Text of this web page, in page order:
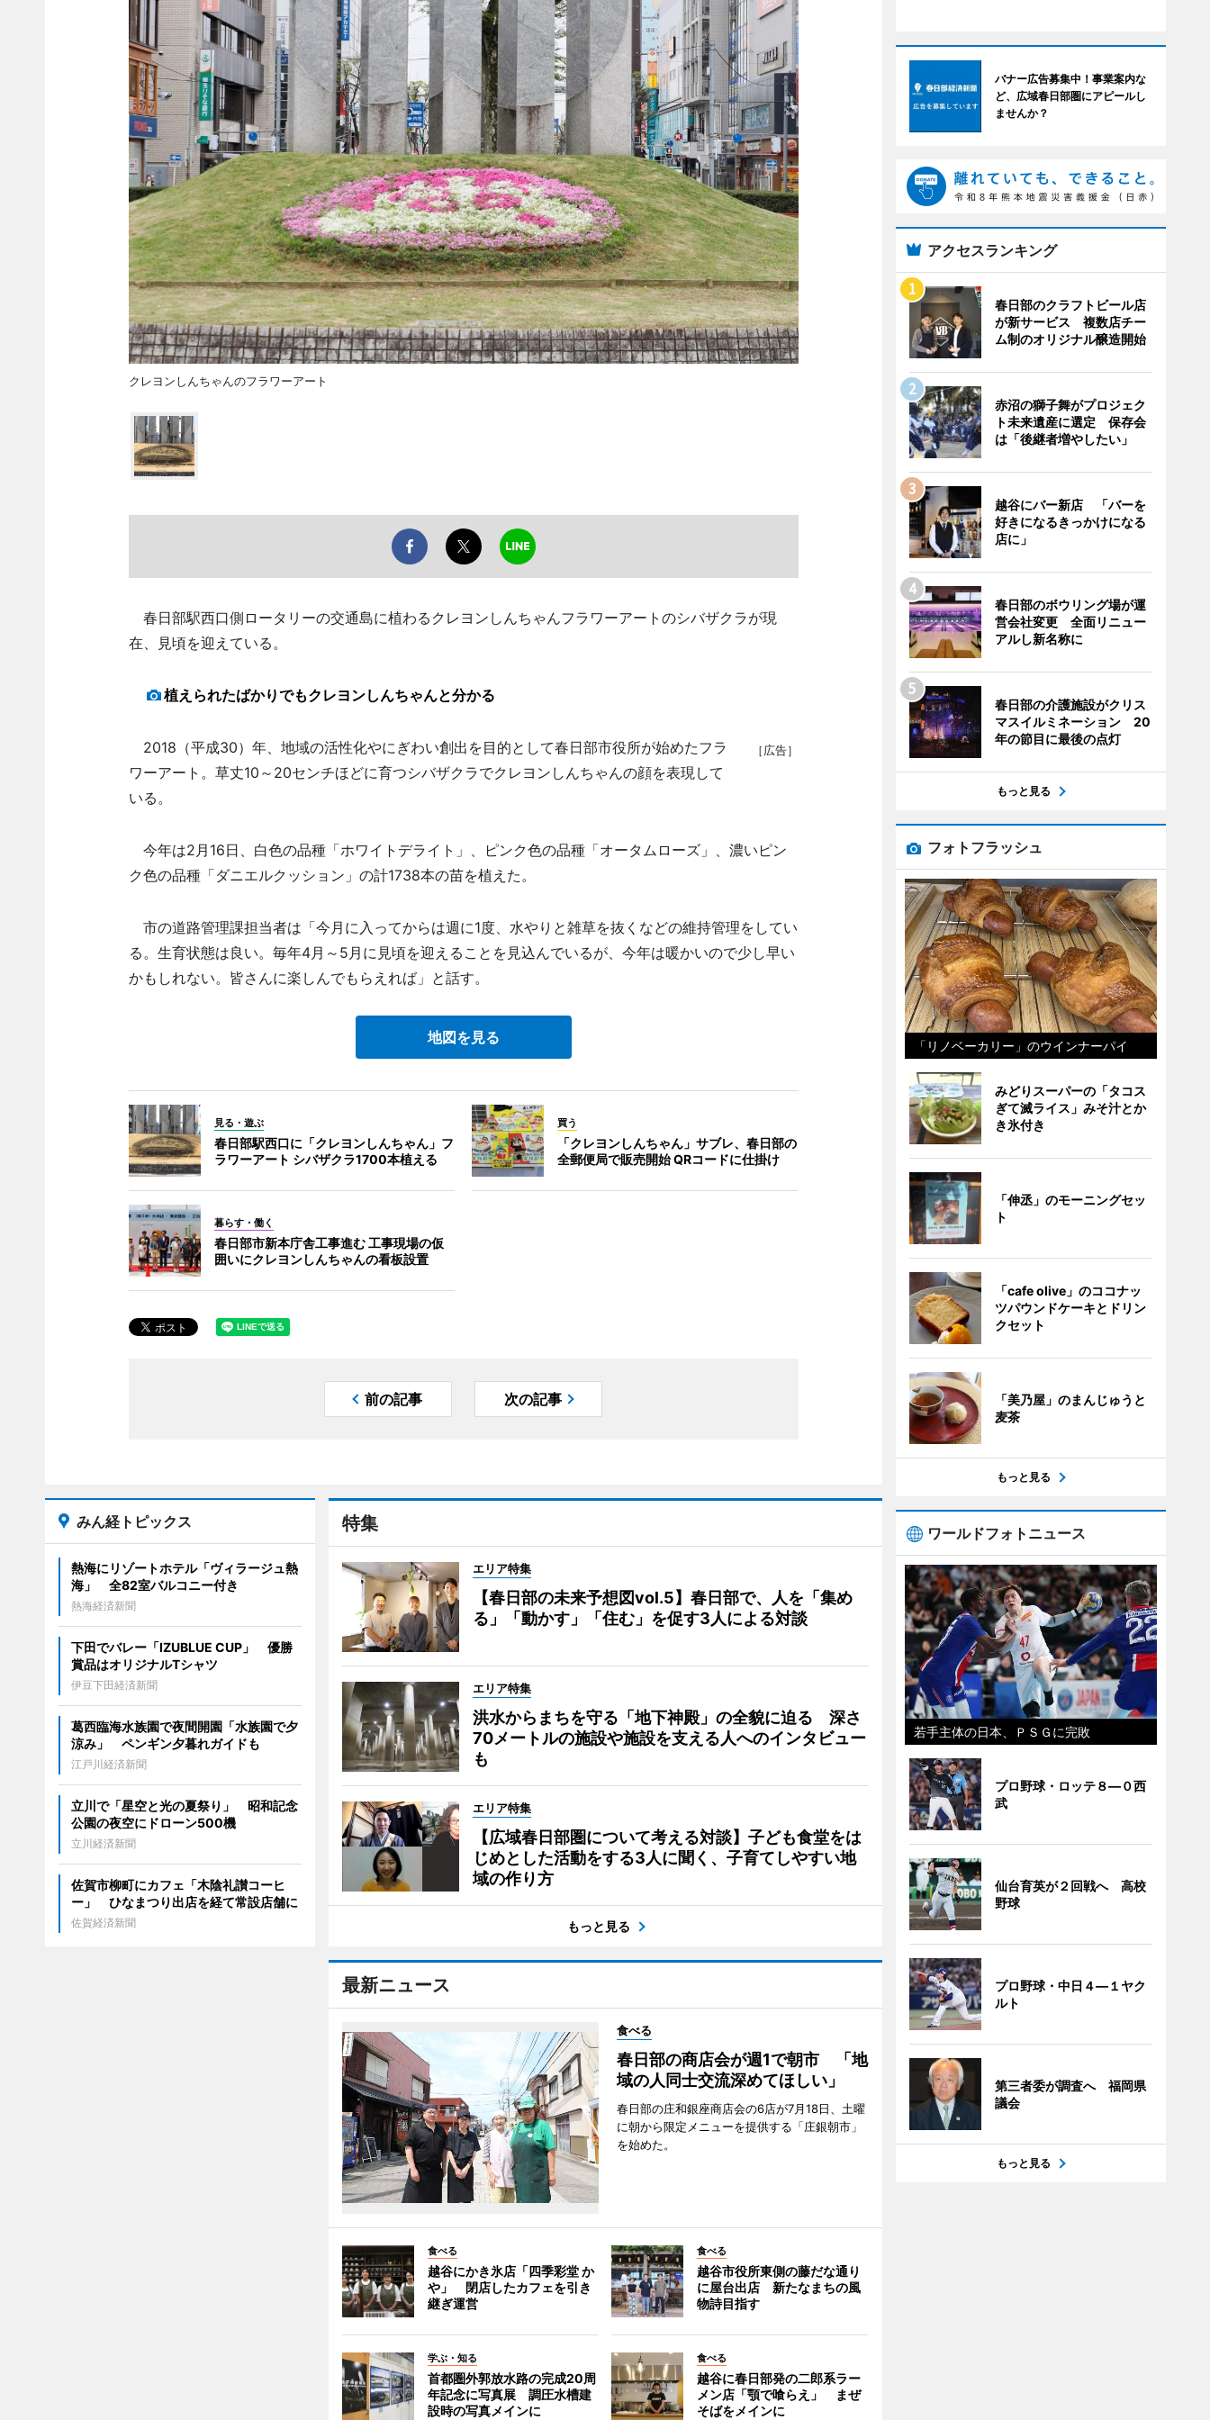
クレヨンしんちゃんのフラワーアート
春日部駅西口側ロータリーの交通島に植わるクレヨンしんちゃんフラワーアートのシバザクラが現
在、見頃を迎えている。
植えられたばかりでもクレヨンしんちゃんと分かる
［広告］
2018（平成30）年、地域の活性化やにぎわい創出を目的として春日部市役所が始めたフラ
ワーアート。草丈10～20センチほどに育つシバザクラでクレヨンしんちゃんの顔を表現して
いる。
今年は2月16日、白色の品種「ホワイトデライト」、ピンク色の品種「オータムローズ」、濃いピン
ク色の品種「ダニエルクッション」の計1738本の苗を植えた。
市の道路管理課担当者は「今月に入ってからは週に1度、水やりと雑草を抜くなどの維持管理をしてい
る。生育状態は良い。毎年4月～5月に見頃を迎えることを見込んでいるが、今年は暖かいので少し早い
かもしれない。皆さんに楽しんでもらえれば」と話す。
地図を見る
見る・遊ぶ
春日部駅西口に「クレヨンしんちゃん」フ
ラワーアート シバザクラ1700本植える
買う
「クレヨンしんちゃん」サブレ、春日部の
全郵便局で販売開始 QRコードに仕掛け
暮らす・働く
春日部市新本庁舎工事進む 工事現場の仮
囲いにクレヨンしんちゃんの看板設置
前の記事 次の記事
特集
エリア特集
【春日部の未来予想図vol.5】春日部で、人を「集め
る」「動かす」「住む」を促す3人による対談
エリア特集
洪水からまちを守る「地下神殿」の全貌に迫る 深さ
70メートルの施設や施設を支える人へのインタビュー
も
エリア特集
【広域春日部圏について考える対談】子ども食堂をは
じめとした活動をする3人に聞く、子育てしやすい地
域の作り方
もっと見る
最新ニュース
食べる
春日部の商店会が週1で朝市 「地
域の人同士交流深めてほしい」
春日部の庄和銀座商店会の6店が7月18日、土曜
に朝から限定メニューを提供する「庄銀朝市」
を始めた。
食べる
越谷にかき氷店「四季彩堂 か
や」 閉店したカフェを引き
継ぎ運営
食べる
越谷市役所東側の藤だな通り
に屋台出店 新たなまちの風
物詩目指す
学ぶ・知る
首都圏外郭放水路の完成20周
年記念に写真展 調圧水槽建
設時の写真メインに
食べる
越谷に春日部発の二郎系ラー
メン店「顎で喰らえ」 まぜ
そばをメインに
みん経トピックス
熱海にリゾートホテル「ヴィラージュ熱
海」 全82室バルコニー付き
熱海経済新聞
下田でバレー「IZUBLUE CUP」 優勝
賞品はオリジナルTシャツ
伊豆下田経済新聞
葛西臨海水族園で夜間開園「水族園で夕
涼み」 ペンギン夕暮れガイドも
江戸川経済新聞
立川で「星空と光の夏祭り」 昭和記念
公園の夜空にドローン500機
立川経済新聞
佐賀市柳町にカフェ「木陰礼讃コーヒ
ー」 ひなまつり出店を経て常設店舗に
佐賀経済新聞
バナー広告募集中！事業案内な
ど、広域春日部圏にアピールし
ませんか？
アクセスランキング
春日部のクラフトビール店
が新サービス 複数店チー
ム制のオリジナル醸造開始
赤沼の獅子舞がプロジェク
ト未来遺産に選定 保存会
は「後継者増やしたい」
越谷にバー新店 「バーを
好きになるきっかけになる
店に」
春日部のボウリング場が運
営会社変更 全面リニュー
アルし新名称に
春日部の介護施設がクリス
マスイルミネーション 20
年の節目に最後の点灯
もっと見る
フォトフラッシュ
「リノベーカリー」のウインナーパイ
みどりスーパーの「タコス
ぎて滅ライス」みそ汁とか
き氷付き
「伸丞」のモーニングセッ
ト
「cafe olive」のココナッ
ツパウンドケーキとドリン
クセット
「美乃屋」のまんじゅうと
麦茶
もっと見る
ワールドフォトニュース
若手主体の日本、ＰＳＧに完敗
プロ野球・ロッテ８―０西
武
仙台育英が２回戦へ 高校
野球
プロ野球・中日４―１ヤク
ルト
第三者委が調査へ 福岡県
議会
もっと見る